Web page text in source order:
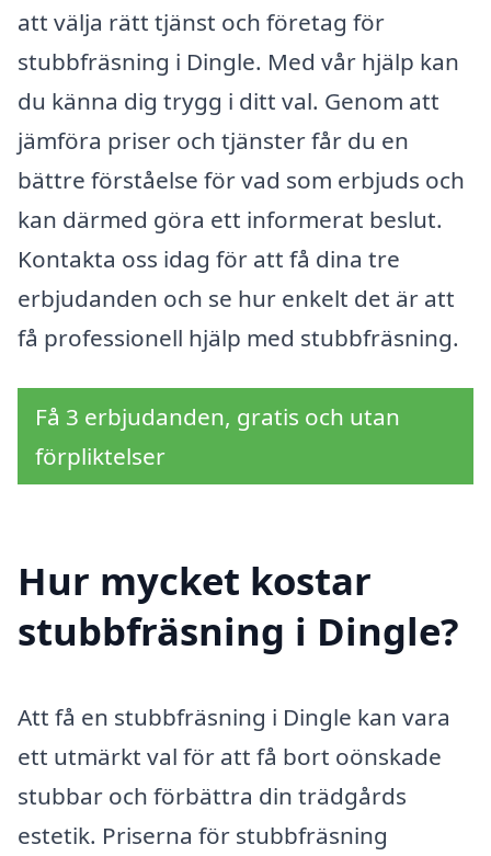
att välja rätt tjänst och företag för
stubbfräsning i Dingle. Med vår hjälp kan
du känna dig trygg i ditt val. Genom att
jämföra priser och tjänster får du en
bättre förståelse för vad som erbjuds och
kan därmed göra ett informerat beslut.
Kontakta oss idag för att få dina tre
erbjudanden och se hur enkelt det är att
få professionell hjälp med stubbfräsning.
Få 3 erbjudanden, gratis och utan
förpliktelser
Hur mycket kostar
stubbfräsning i Dingle?
Att få en stubbfräsning i Dingle kan vara
ett utmärkt val för att få bort oönskade
stubbar och förbättra din trädgårds
estetik. Priserna för stubbfräsning